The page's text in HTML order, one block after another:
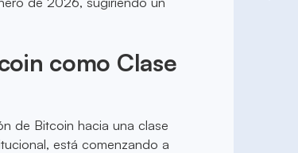
como Clase
de Bitcoin hacia una clase
está comenzando a